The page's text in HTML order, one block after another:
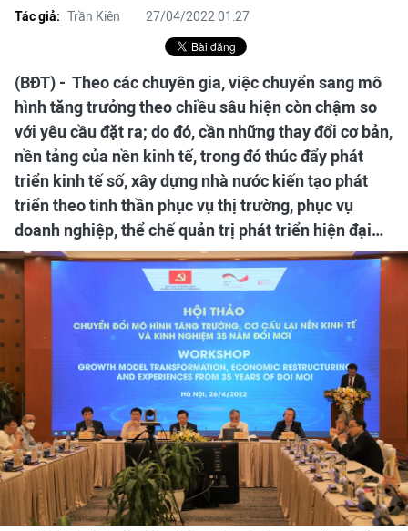
Tác giả: Trần Kiên 27/04/2022 01:27
(BĐT) - Theo các chuyên gia, việc chuyển sang mô
hình tăng trưởng theo chiều sâu hiện còn chậm so
với yêu cầu đặt ra; do đó, cần những thay đổi cơ bản,
nền tảng của nền kinh tế, trong đó thúc đẩy phát
triển kinh tế số, xây dựng nhà nước kiến tạo phát
triển theo tinh thần phục vụ thị trường, phục vụ
doanh nghiệp, thể chế quản trị phát triển hiện đại…